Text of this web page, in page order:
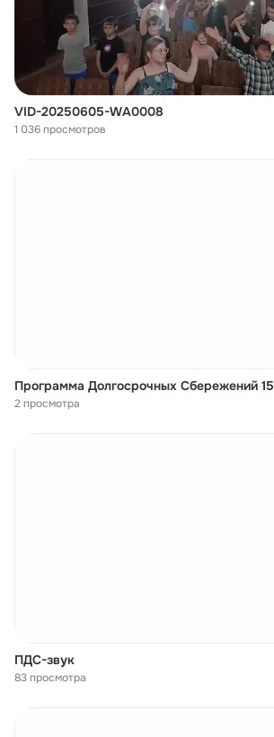
VID-20250605-WA0008
1 036 просмотров
Программа Долгосрочных Сбережений 15
2 просмотра
ПДС-звук
83 просмотра